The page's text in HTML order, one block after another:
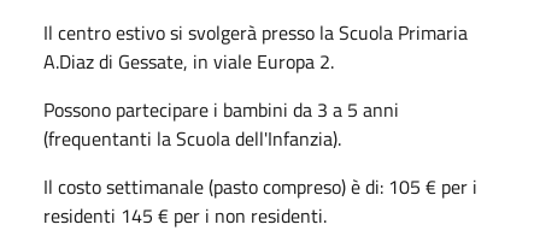
Il centro estivo si svolgerà presso la Scuola Primaria
A.Diaz di Gessate, in viale Europa 2.
Possono partecipare i bambini da 3 a 5 anni
(frequentanti la Scuola dell'Infanzia).
Il costo settimanale (pasto compreso) è di: 105 € per i
residenti 145 € per i non residenti.